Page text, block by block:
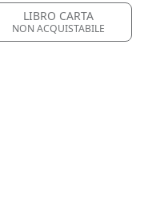
LIBRO CARTA
NON ACQUISTABILE